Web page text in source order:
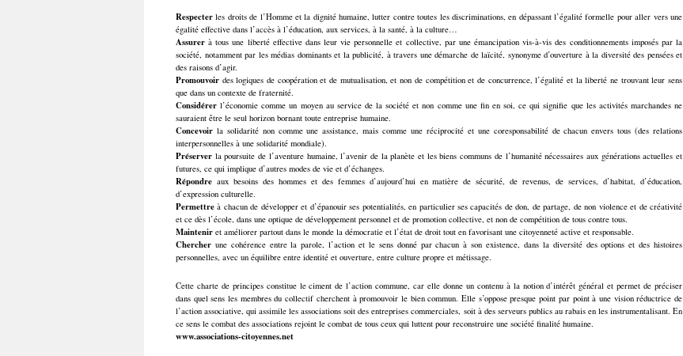
Respecter les droits de l’Homme et la dignité humaine, lutter contre toutes les discriminations, en dépassant l’égalité formelle pour aller vers une
égalité effective dans l’accès à l’éducation, aux services, à la santé, à la culture…
Assurer à tous une liberté effective dans leur vie personnelle et collective, par une émancipation vis-à-vis des conditionnements imposés par la
société, notamment par les médias dominants et la publicité, à travers une démarche de laïcité, synonyme d’ouverture à la diversité des pensées et
des raisons d’agir.
Promouvoir des logiques de coopération et de mutualisation, et non de compétition et de concurrence, l’égalité et la liberté ne trouvant leur sens
que dans un contexte de fraternité.
Considérer l’économie comme un moyen au service de la société et non comme une fin en soi, ce qui signifie que les activités marchandes ne
sauraient être le seul horizon bornant toute entreprise humaine.
Concevoir la solidarité non comme une assistance, mais comme une réciprocité et une coresponsabilité de chacun envers tous (des relations
interpersonnelles à une solidarité mondiale).
Préserver la poursuite de l’aventure humaine, l’avenir de la planète et les biens communs de l’humanité nécessaires aux générations actuelles et
futures, ce qui implique d’autres modes de vie et d’échanges.
Répondre aux besoins des hommes et des femmes d’aujourd’hui en matière de sécurité, de revenus, de services, d’habitat, d’éducation,
d’expression culturelle.
Permettre à chacun de développer et d’épanouir ses potentialités, en particulier ses capacités de don, de partage, de non violence et de créativité
et ce dès l’école, dans une optique de développement personnel et de promotion collective, et non de compétition de tous contre tous.
Maintenir et améliorer partout dans le monde la démocratie et l’état de droit tout en favorisant une citoyenneté active et responsable.
Chercher une cohérence entre la parole, l’action et le sens donné par chacun à son existence, dans la diversité des options et des histoires
personnelles, avec un équilibre entre identité et ouverture, entre culture propre et métissage.
Cette charte de principes constitue le ciment de l’action commune, car elle donne un contenu à la notion d’intérêt général et permet de préciser
dans quel sens les membres du collectif cherchent à promouvoir le bien commun. Elle s’oppose presque point par point à une vision réductrice de
l’action associative, qui assimile les associations soit des entreprises commerciales, soit à des serveurs publics au rabais en les instrumentalisant. En
ce sens le combat des associations rejoint le combat de tous ceux qui luttent pour reconstruire une société finalité humaine.
www.associations-citoyennes.net